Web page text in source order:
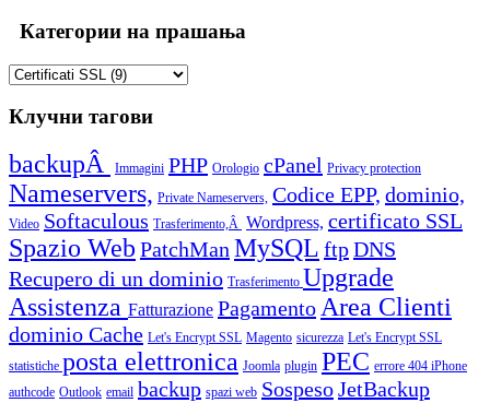
Категории на прашања
Клучни тагови
backupÂ Immagini PHP Orologio cPanel Privacy protection
Nameservers, Private Nameservers, Codice EPP, dominio,
Video Softaculous Trasferimento,Â Wordpress, certificato SSL
Spazio Web PatchMan MySQL ftpDNS
Recupero di un dominio Trasferimento Upgrade
Assistenza Fatturazione Pagamento Area Clienti
dominio Cache Let's Encrypt SSL Magento sicurezza Let's Encrypt SSL
statistiche posta elettronica Joomla plugin PEC errore 404 iPhone
authcode Outlook email backup spazi web SospesoJetBackup